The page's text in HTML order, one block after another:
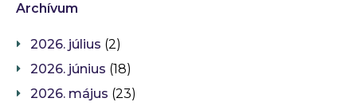
Archívum
2026. július (2)
2026. június (18)
2026. május (23)